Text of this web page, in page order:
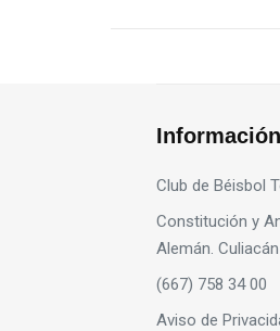
Información
Club de Béisbol
Constitución y
Alemán. Culiacán
(667) 758 34 00
Aviso de